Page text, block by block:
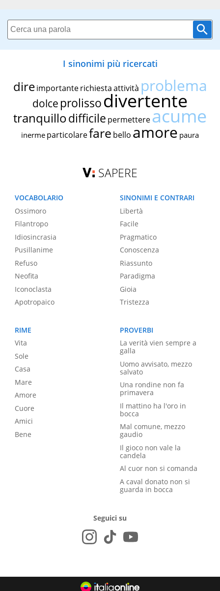
I sinonimi più ricercati
dire importante richiestaattività problema
dolce prolissodivertente
tranquillodifficile permettereacume
inerme particolarefare bello amore paura
SAPERE
VOCABOLARIO
Ossimoro
Filantropo
Idiosincrasia
Pusillanime
Refuso
Neofita
Iconoclasta
Apotropaico
SINONIMI E CONTRARI
Libertà
Facile
Pragmatico
Conoscenza
Riassunto
Paradigma
Gioia
Tristezza
RIME
Vita
Sole
Casa
Mare
Amore
Cuore
Amici
Bene
PROVERBI
La verità vien sempre a
galla
Uomo avvisato, mezzo
salvato
Una rondine non fa
primavera
Il mattino ha l'oro in
bocca
Mal comune, mezzo
gaudio
Il gioco non vale la
candela
Al cuor non si comanda
A caval donato non si
guarda in bocca
Seguici su